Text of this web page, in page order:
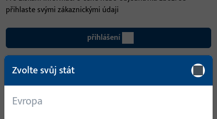
přihlaste svými zákaznickými údaji
přihlášení
Zvolte svůj stát
Evropa